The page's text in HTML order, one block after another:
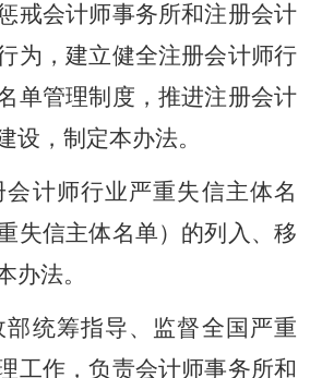
戒会计师事务所和注册会计
为，建立健全注册会计师行
单管理制度，推进注册会计
设，制定本办法。
计师行业严重失信主体名
失信主体名单）的列入、移
办法。
部统筹指导、监督全国严重
工作，负责会计师事务所和